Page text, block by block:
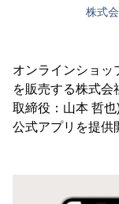
株式
オンラインショッ
を販売する株式会
取締役：山本 哲
公式アプリを提供